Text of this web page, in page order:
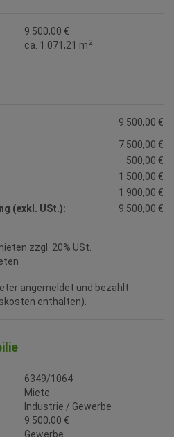
9.500,00 €
ca. 1.071,21 m2
9.500,00 €
7.500,00 €
500,00 €
1.500,00 €
1.900,00 €
(exkl. USt.):
9.500,00 €
zzgl. 20% USt.
angemeldet und bezahlt
enthalten).
6349/1064
Miete
Industrie / Gewerbe
9.500,00 €
Gewerbe